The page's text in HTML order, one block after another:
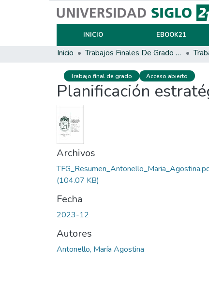
INICIO EBOOK21
Inicio Trabajos Finales De Grado Y Posgrado
Trabajo final de grado Acceso abierto
Planificación
Archivos
(104.07 KB)
Fecha
2023-12
Autores
Antonello, María Agostina